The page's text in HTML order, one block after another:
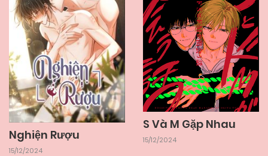
Chapter 1 05/06/2025
Nghiện Rượu
15/12/2024
S Và M Gặp Nhau
15/12/2024